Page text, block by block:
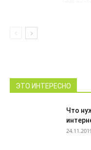
ЭТО ИНТЕРЕСНО
Что